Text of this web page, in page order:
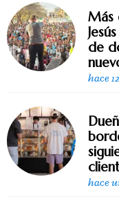
Más
de
hace
hace